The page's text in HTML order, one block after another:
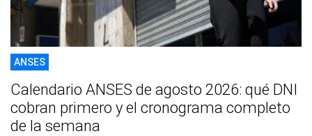
ANSES
Calendario ANSES de agosto 2026: qué DNI
cobran primero y el cronograma completo
de la semana